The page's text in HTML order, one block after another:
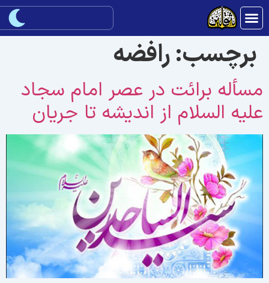
برچسب:رافضه
برائت در عصر امام سجاد
السلام از انديشه تا جريان